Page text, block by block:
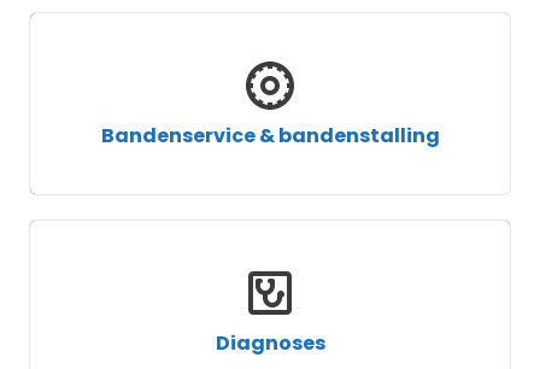
Bandenservice & bandenstalling
Diagnoses